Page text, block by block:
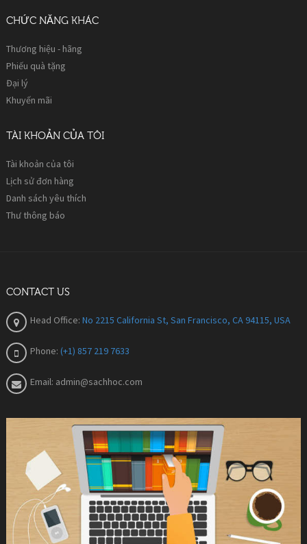
CHỨC NĂNG KHÁC
Thương hiệu - hãng
Phiếu quà tặng
Đại lý
Khuyến mãi
TÀI KHOẢN CỦA TÔI
Tài khoản của tôi
Lịch sử đơn hàng
Danh sách yêu thích
Thư thông báo
CONTACT US
Head Office: No 2215 California St, San Francisco, CA 94115, USA
Phone: (+1) 857 219 7633
Email: admin@sachhoc.com